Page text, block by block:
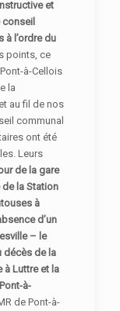
et
l’ordre du
points, ce
à-Cellois
la
au fil de nos
communal
ont été
Leurs
de la gare
de la Station
à
d’un
– le
décès de la
à Luttre et la
à-
de Pont-à-